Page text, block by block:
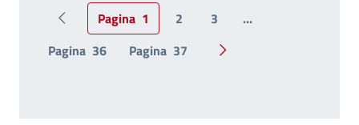
Pagina precedente
Pagina 1 2 3
...
Pagina 36 Pagina 37 Pagina successiva